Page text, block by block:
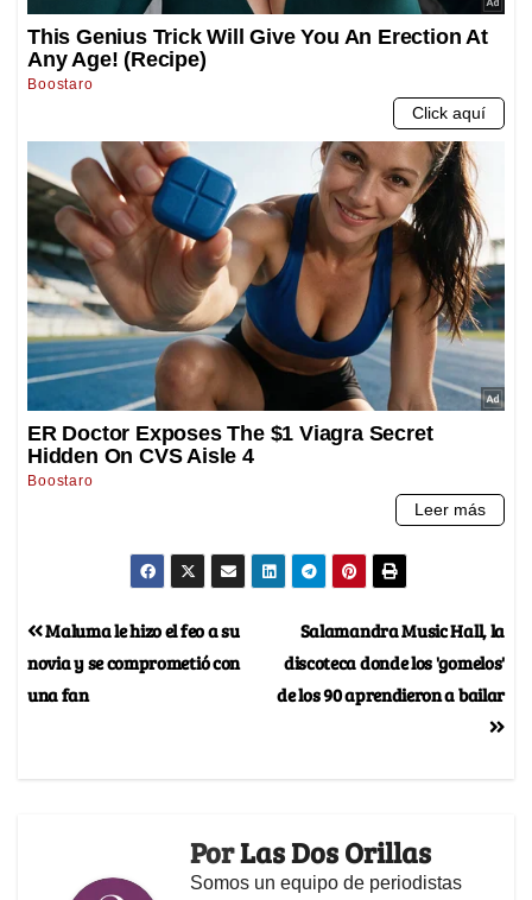
Salamandra Music Hall, la
discoteca donde los 'gomelos'
de los 90 aprendieron a bailar
Maluma le hizo el feo a su
novia y se comprometió con
una fan
PorLas Dos Orillas
Somos un equipo de periodistas